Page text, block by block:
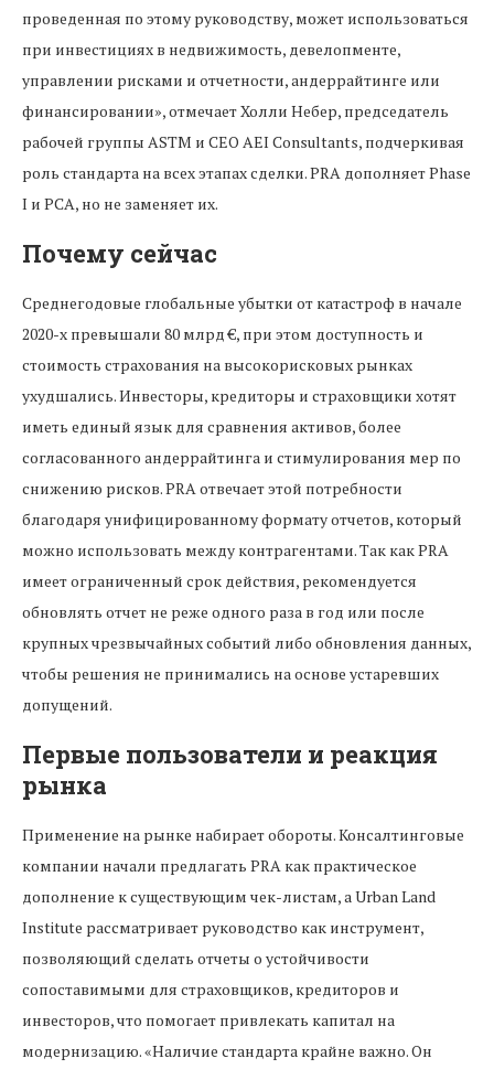
проведенная по этому руководству, может использоваться
при инвестициях в недвижимость, девелопменте,
управлении рисками и отчетности, андеррайтинге или
финансировании», отмечает Холли Небер, председатель
рабочей группы ASTM и CEO AEI Consultants, подчеркивая
роль стандарта на всех этапах сделки. PRA дополняет Phase
I и PCA, но не заменяет их.
Почему сейчас
Среднегодовые глобальные убытки от катастроф в начале
2020-х превышали 80 млрд €, при этом доступность и
стоимость страхования на высокорисковых рынках
ухудшались. Инвесторы, кредиторы и страховщики хотят
иметь единый язык для сравнения активов, более
согласованного андеррайтинга и стимулирования мер по
снижению рисков. PRA отвечает этой потребности
благодаря унифицированному формату отчетов, который
можно использовать между контрагентами. Так как PRA
имеет ограниченный срок действия, рекомендуется
обновлять отчет не реже одного раза в год или после
крупных чрезвычайных событий либо обновления данных,
чтобы решения не принимались на основе устаревших
допущений.
Первые пользователи и реакция
рынка
Применение на рынке набирает обороты. Консалтинговые
компании начали предлагать PRA как практическое
дополнение к существующим чек-листам, а Urban Land
Institute рассматривает руководство как инструмент,
позволяющий сделать отчеты о устойчивости
сопоставимыми для страховщиков, кредиторов и
инвесторов, что помогает привлекать капитал на
модернизацию. «Наличие стандарта крайне важно. Он